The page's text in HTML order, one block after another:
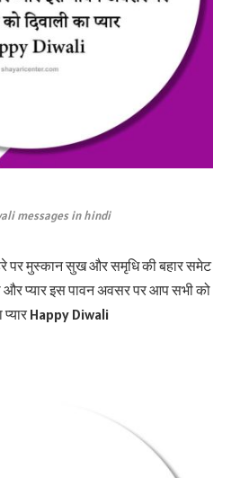
messages in hindi
पर मुस्कान सुख और समृधि की बहार समेट
और प्यार इस पावन अवसर पर आप सभी को
प्यार Happy Diwali